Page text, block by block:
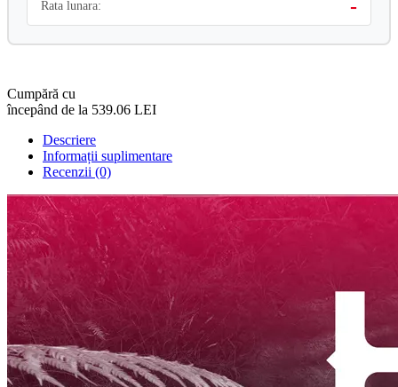
Rata lunara: -
Cumpără cu
începând de la 539.06 LEI
Descriere
Informații suplimentare
Recenzii (0)